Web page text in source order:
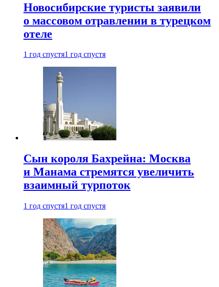
Новосибирские туристы заявили
о массовом отравлении в турецком
отеле
1 год спустя1 год спустя
Сын короля Бахрейна: Москва
и Манама стремятся увеличить
взаимный турпоток
1 год спустя1 год спустя